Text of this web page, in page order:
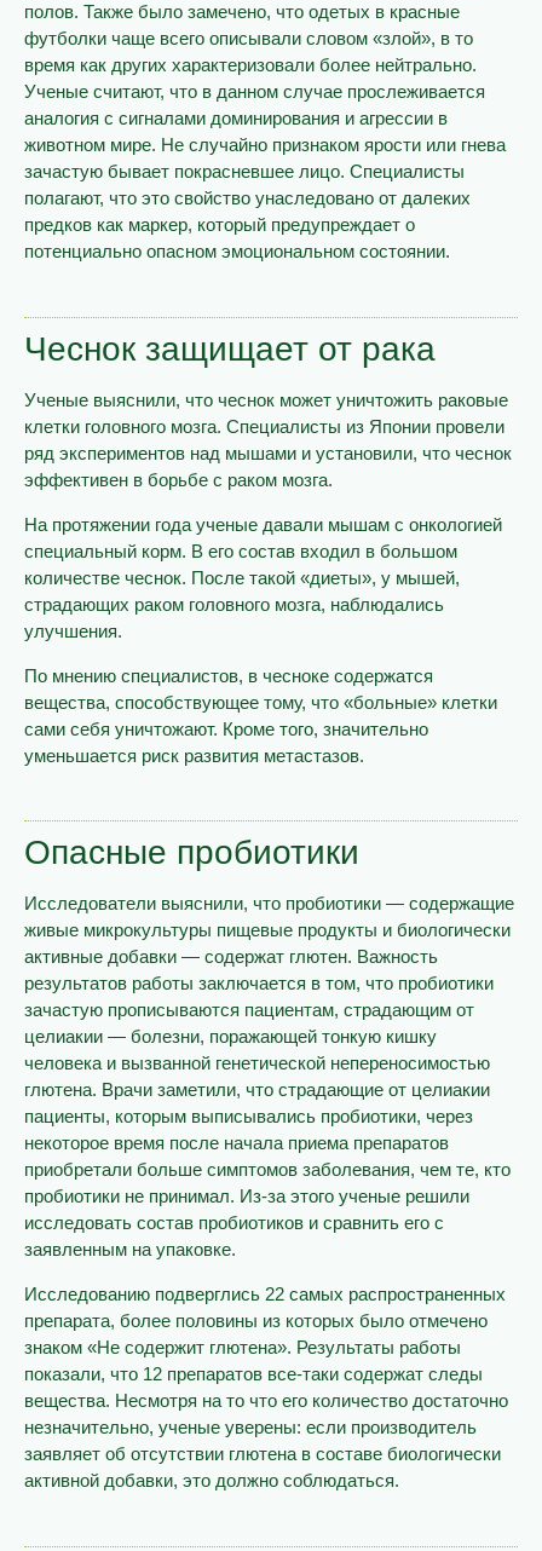
полов. Также было замечено, что одетых в красные
футболки чаще всего описывали словом «злой», в то
время как других характеризовали более нейтрально.
Ученые считают, что в данном случае прослеживается
аналогия с сигналами доминирования и агрессии в
животном мире. Не случайно признаком ярости или гнева
зачастую бывает покрасневшее лицо. Специалисты
полагают, что это свойство унаследовано от далеких
предков как маркер, который предупреждает о
потенциально опасном эмоциональном состоянии.
Чеснок защищает от рака
Ученые выяснили, что чеснок может уничтожить раковые
клетки головного мозга. Специалисты из Японии провели
ряд экспериментов над мышами и установили, что чеснок
эффективен в борьбе с раком мозга.
На протяжении года ученые давали мышам с онкологией
специальный корм. В его состав входил в большом
количестве чеснок. После такой «диеты», у мышей,
страдающих раком головного мозга, наблюдались
улучшения.
По мнению специалистов, в чесноке содержатся
вещества, способствующее тому, что «больные» клетки
сами себя уничтожают. Кроме того, значительно
уменьшается риск развития метастазов.
Опасные пробиотики
Исследователи выяснили, что пробиотики — содержащие
живые микрокультуры пищевые продукты и биологически
активные добавки — содержат глютен. Важность
результатов работы заключается в том, что пробиотики
зачастую прописываются пациентам, страдающим от
целиакии — болезни, поражающей тонкую кишку
человека и вызванной генетической непереносимостью
глютена. Врачи заметили, что страдающие от целиакии
пациенты, которым выписывались пробиотики, через
некоторое время после начала приема препаратов
приобретали больше симптомов заболевания, чем те, кто
пробиотики не принимал. Из-за этого ученые решили
исследовать состав пробиотиков и сравнить его с
заявленным на упаковке.
Исследованию подверглись 22 самых распространенных
препарата, более половины из которых было отмечено
знаком «Не содержит глютена». Результаты работы
показали, что 12 препаратов все-таки содержат следы
вещества. Несмотря на то что его количество достаточно
незначительно, ученые уверены: если производитель
заявляет об отсутствии глютена в составе биологически
активной добавки, это должно соблюдаться.